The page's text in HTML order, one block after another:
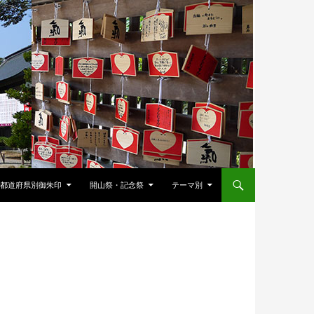
都道府県別御朱印 開山祭・記念祭 テーマ別